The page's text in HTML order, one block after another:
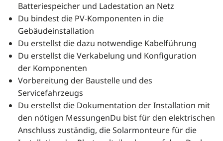
Batteriespeicher und Ladestation an Netz
Du bindest die PV-Komponenten in die
Gebäudeinstallation
Du erstellst die dazu notwendige Kabelführung
Du erstellst die Verkabelung und Konfiguration
der Komponenten
Vorbereitung der Baustelle und des
Servicefahrzeugs
Du erstellst die Dokumentation der Installation mit
den nötigen MessungenDu bist für den elektrischen
Anschluss zuständig, die Solarmonteure für die